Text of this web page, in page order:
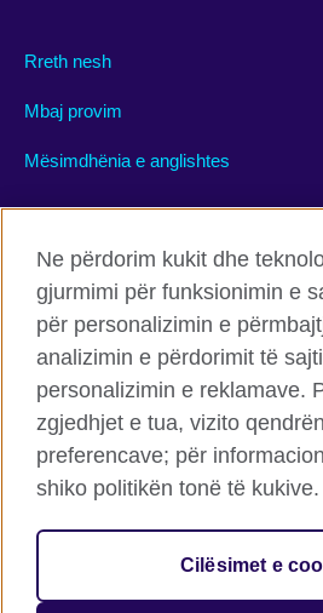
Rreth nesh
Mbaj provim
Mësimdhënia e anglishtes
Facebook
Flickr
Këshilli Britanik Globalisht
Privatësia dhe termet
Cookies
Ne përdorim kukit dhe
gjurmimi për funksionimin e
për personalizimin e
analizimin e përdorimit të
personalizimin e reklamave.
zgjedhjet e tua, vizito
preferencave; për
shiko politikën tonë të kukive.
Cilësimet e